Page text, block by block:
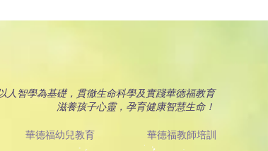
人智學為基礎，貫徹生命科學及實踐華德福教育
滋養孩子心靈，孕育健康智慧生命！
華德福幼兒教育 華德福教師培訓